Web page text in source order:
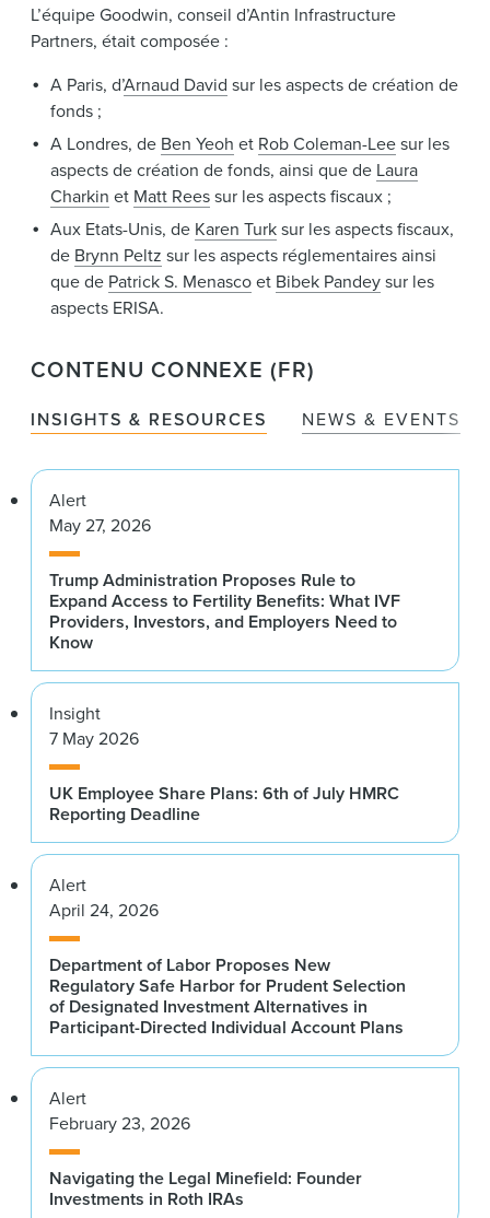
L’équipe Goodwin, conseil d’Antin Infrastructure
Partners, était composée :
A Paris, d’Arnaud David sur les aspects de création de
fonds ;
A Londres, de Ben Yeoh et Rob Coleman-Leesur les
aspects de création de fonds, ainsi que de Laura
Charkin et Matt Reessur les aspects fiscaux ;
Aux Etats-Unis, de Karen Turksur les aspects fiscaux,
de Brynn Peltz sur les aspects réglementaires ainsi
que de Patrick S. Menascoet Bibek Pandeysur les
aspects ERISA.
CONTENU CONNEXE (FR)
INSIGHTS & RESOURCES NEWS & EVENTS
Alert
May 27, 2026
Trump Administration Proposes Rule to
Expand Access to Fertility Benefits: What IVF
Providers, Investors, and Employers Need to
Know
Insight
7 May 2026
UK Employee Share Plans: 6th of July HMRC
Reporting Deadline
Alert
April 24, 2026
Department of Labor Proposes New
Regulatory Safe Harbor for Prudent Selection
of Designated Investment Alternatives in
Participant-Directed Individual Account Plans
Alert
February 23, 2026
Navigating the Legal Minefield: Founder
Investments in Roth IRAs